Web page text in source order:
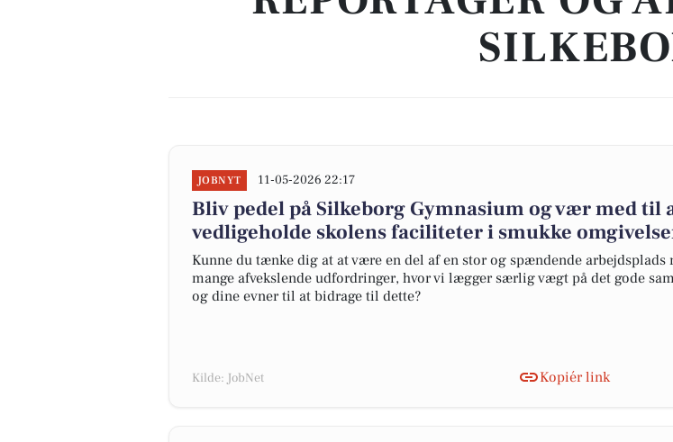
JOBNYT 11-05-2026 22:17
Bliv pedel på Silkeborg Gymnasium og vær med til
vedligeholde skolens faciliteter i smukke
Kunne du tænke dig at at være en del af en stor og spændende arbejdsplads
mange afvekslende udfordringer, hvor vi lægger særlig vægt på det gode
og dine evner til at bidrage til dette?
Kilde: JobNet Kopiér link